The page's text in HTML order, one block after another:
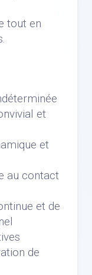
tout en
et
et
au contact
et de
de